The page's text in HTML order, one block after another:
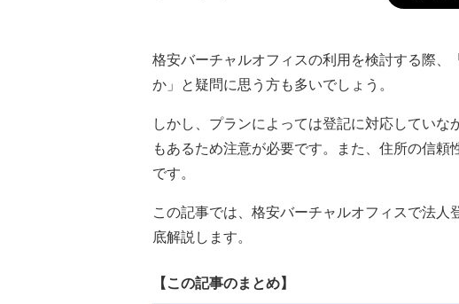
格安バーチャルオフィスの利用を検討する際、
か」と疑問に思う方も多いでしょう。
しかし、プランによっては登記に対応してい
もあるため注意が必要です。また、住所の信頼
です。
この記事では、格安バーチャルオフィスで法
底解説します。
【この記事のまとめ】